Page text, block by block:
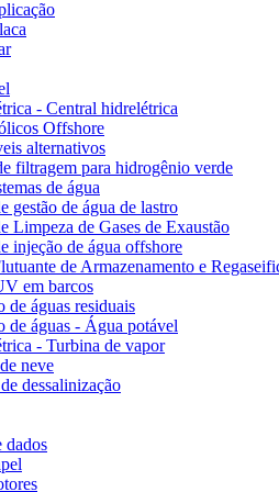
- Central hidrelétrica
Offshore
alternativos
filtragem para hidrogênio verde
de água
gestão de água de lastro
Limpeza de Gases de Exaustão
injeção de água offshore
de Armazenamento e
em barcos
de águas residuais
de águas - Água potável
- Turbina de vapor
neve
dessalinização
dados